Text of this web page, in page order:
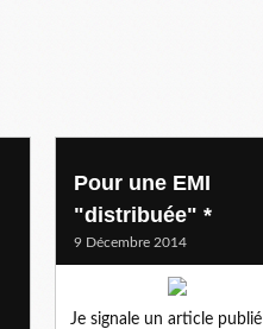
Pour une EMI
"distribuée" *
9 Décembre 2014
Je signale un article publié